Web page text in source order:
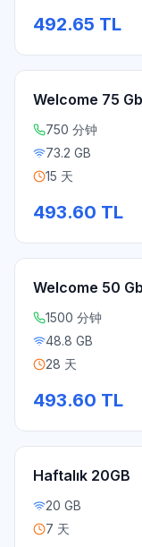
492.65 TL
Welcome 75 Gb
750 分钟
73.2 GB
15 天
493.60 TL
Welcome 50 Gb
1500 分钟
48.8 GB
28 天
493.60 TL
Haftalık 20GB
20 GB
7 天